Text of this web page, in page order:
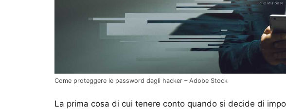
Come proteggere le password dagli hacker – Adobe Stock
La prima cosa di cui tenere conto quando si decide di